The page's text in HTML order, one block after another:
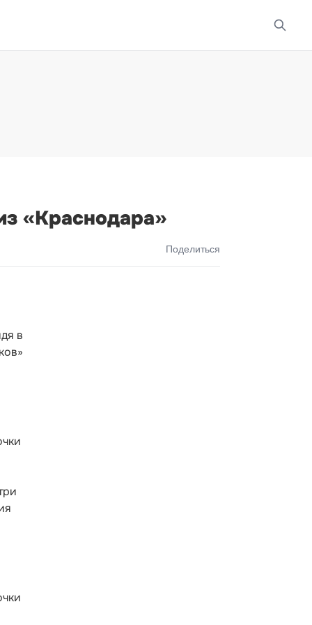
«Краснодара»
Поделиться
в